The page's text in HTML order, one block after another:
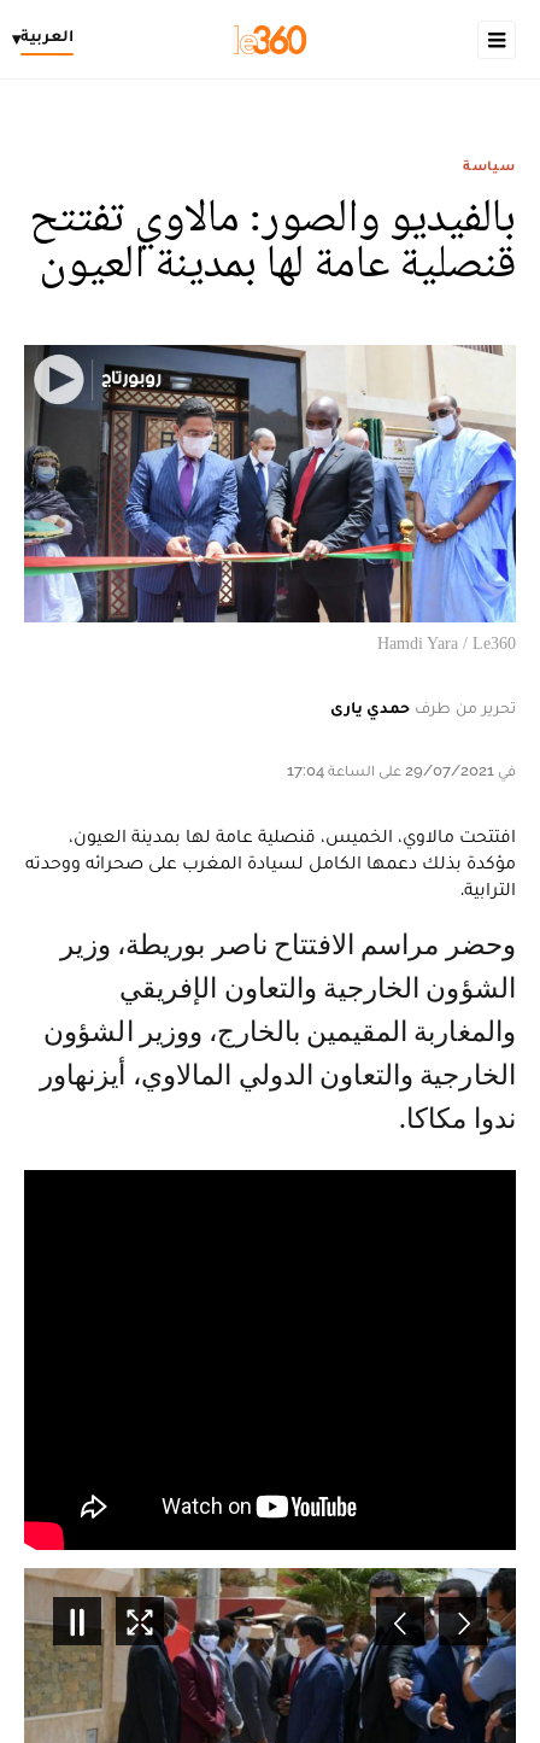
العربية▾
سياسة
بالفيديو والصور: مالاوي تفتتح
قنصلية عامة لها بمدينة العيون
Hamdi Yara / Le360
تحرير من طرف حمدي يارى
في 29/07/2021 على الساعة 17:04
افتتحت مالاوي، الخميس، قنصلية عامة لها بمدينة العيون،
مؤكدة بذلك دعمها الكامل لسيادة المغرب على صحرائه ووحدته
الترابية.
وحضر مراسم الافتتاح ناصر بوريطة، وزير
الشؤون الخارجية والتعاون الإفريقي
والمغاربة المقيمين بالخارج، ووزير الشؤون
الخارجية والتعاون الدولي المالاوي، أيزنهاور
ندوا مكاكا.